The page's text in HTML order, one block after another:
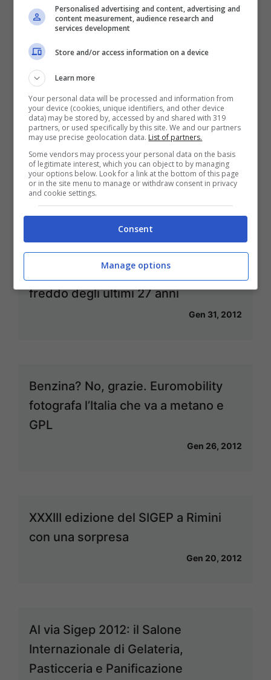
Marco Mengoni: "Dall'inferno Ep" su
I-Tunes e Tour teatrale 2012
Sapore 2012 – Tasting experience: a
Rimini Fiere dal 25 al 28 febbraio
Ondata di gelo: sarà il periodo più
freddo degli ultimi 27 anni
Gen 31, 2012
Benzina? No, grazie. Euromobility
fotografa l’Italia che va a metano e
GPL
Gen 26, 2012
XXXIII edizione del SIGEP a Rimini
con una sorpresa
Gen 20, 2012
Al via Sigep 2012: il Salone
Internazionale di Gelateria,
Pasticceria e Panificazione
Personalised advertising and content, advertising and
content measurement, audience research and
services development
Store and/or access information on a device
Learn more
Your personal data will be processed and information from
your device (cookies, unique identifiers, and other device
data) may be stored by, accessed by and shared with 319
partners, or used specifically by this site. We and our partners
may use precise geolocation data. List of partners.
Some vendors may process your personal data on the basis
of legitimate interest, which you can object to by managing
your options below. Look for a link at the bottom of this page
or in the site menu to manage or withdraw consent in privacy
and cookie settings.
Consent
Manage options